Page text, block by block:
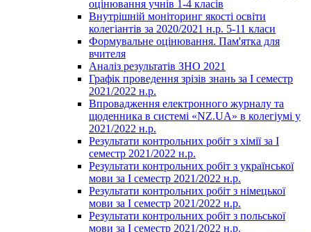
оцінювання учнів 1-4 класів
Внутрішній моніторинг якості освіти
колегіантів за 2020/2021 н.р. 5-11 класи
Формувальне оцінювання. Пам'ятка для
вчителя
Аналіз результатів ЗНО 2021
Графік проведення зрізів знань за І семестр
2021/2022 н.р.
Впровадження електронного журналу та
щоденника в системі «NZ.UA» в колегіумі у
2021/2022 н.р.
Результати контрольних робіт з хімії за І
семестр 2021/2022 н.р.
Результати контрольних робіт з української
мови за І семестр 2021/2022 н.р.
Результати контрольних робіт з німецької
мови за І семестр 2021/2022 н.р.
Результати контрольних робіт з польської
мови за І семестр 2021/2022 н.р.